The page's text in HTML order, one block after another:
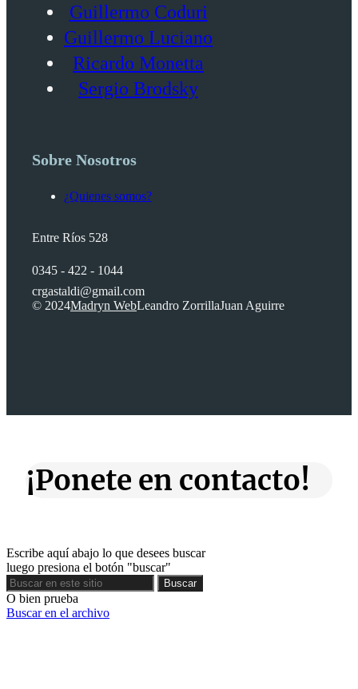
Guillermo Coduri
Guillermo Luciano
Ricardo Monetta
Sergio Brodsky
Sobre Nosotros
¿Quienes somos?
Entre Ríos 528
0345 - 422 - 1044
crgastaldi@gmail.com
© 2024Madryn WebLeandro ZorrillaJuan Aguirre
¡Ponete en contacto!
Escribe aquí abajo lo que desees buscar
luego presiona el botón "buscar"
Buscar
Buscar
O bien prueba
Buscar en el archivo